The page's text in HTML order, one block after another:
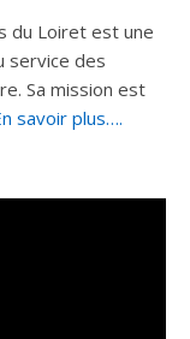
du Loiret est une
service des
Sa mission est
savoir plus….